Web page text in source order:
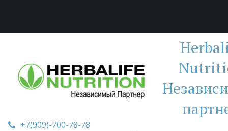
+7(909)-700-78-78